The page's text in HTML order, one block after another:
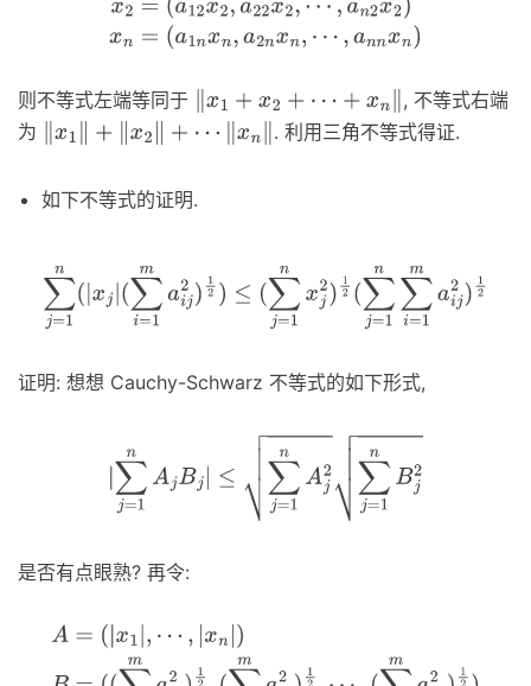
⋯,a n2 x2)xn=(a1nxn,a2nxn, ⋯,annx
则不等式左端等同于 x1+ x2 +⋯+xn‖
, 不等式右端
为
x1‖ x2 +⋯ xn . 利用三角不等式得证.
如下不等式的证明.
= n(|xj
(∑i = maij2)1 )≤( j= j2)12 ∑ j= n∑i=1 maij )12
证明: 想想 Cauchy-Schwarz 不等式的如下形式,
| = n =1 B
是否有点眼熟? 再令:
=( |x1 |,⋯,| xn| ) B = (∑i=1
(
i=1ma n2) 12